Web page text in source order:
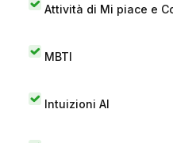
Attività di Mi piace e
MBTI
Intuizioni AI